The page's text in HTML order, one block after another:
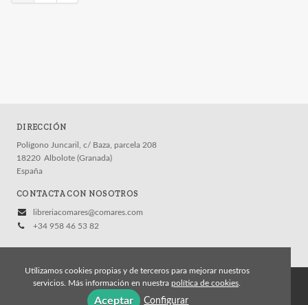
DIRECCIÓN
Polígono Juncaril, c/ Baza, parcela 208
18220 Albolote (Granada)
España
CONTACTA CON NOSOTROS
libreriacomares@comares.com
+34 958 46 53 82
© 2026, Editorial Comares
Utilizamos cookies propias y de terceros para mejorar nuestros
servicios. Más información en nuestra política de cookies
Aceptar Configurar